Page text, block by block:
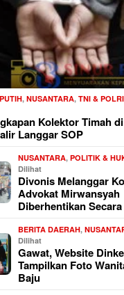
,NUSANTARA,TNI & POLRI
Kolektor Timah
Langgar SOP
NUSANTARA,POLITIK &
Dilihat
Divonis Melanggar
Advokat Mirwansyah
Diberhentikan Secara
BERITA DAERAH,
Dilihat
Gawat, Website
Tampilkan Foto
Baju